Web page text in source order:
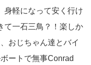
身軽になって安く行け
て一石三鳥？！楽しか
おじちゃん達とバイ
ートで無事Conrad